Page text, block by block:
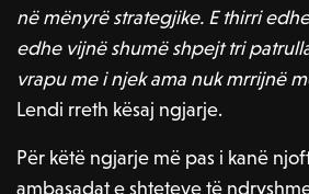
në mënyrë strategjike. E thirri
edhe vijnë shumë shpejt tri
vrapu me i njek ama nuk mrrijnë
Lendi rreth kësaj ngjarje.
Për këtë ngjarje më pas i kanë
ambasadat e shteteve të